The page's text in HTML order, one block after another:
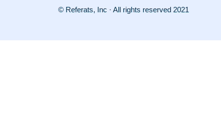
© Referats, Inc · All rights reserved 2021